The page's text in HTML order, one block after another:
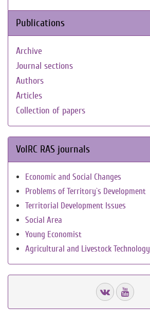
Publications
Archive
Journal sections
Authors
Articles
Collection of papers
VolRC RAS journals
Economic and Social Changes
Problems of Territory`s Development
Territorial Development Issues
Social Area
Young Economist
Agricultural and Livestock Technology